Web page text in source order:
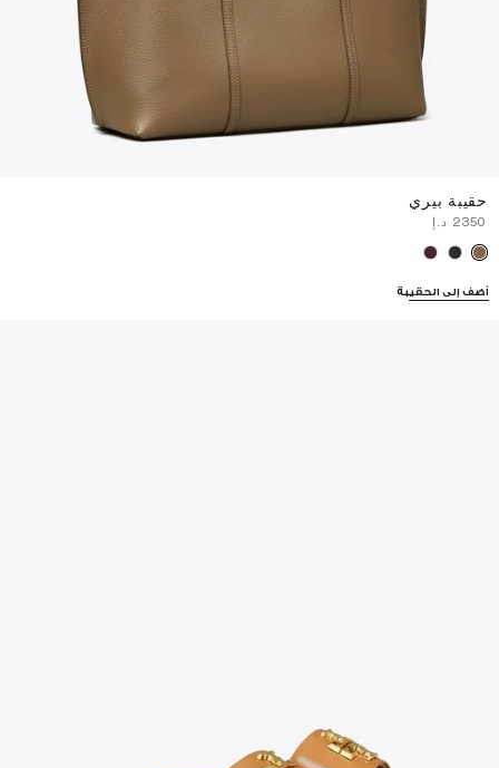
حقيبة بيري
أضف إلى الحقيبة